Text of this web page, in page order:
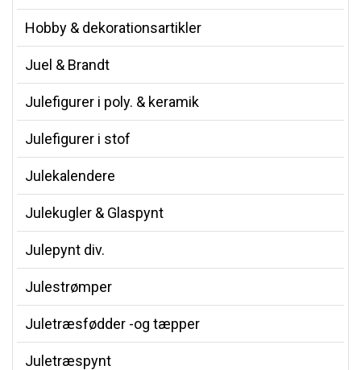
Hobby & dekorationsartikler
Juel & Brandt
Julefigurer i poly. & keramik
Julefigurer i stof
Julekalendere
Julekugler & Glaspynt
Julepynt div.
Julestrømper
Juletræsfødder -og tæpper
Juletræspynt